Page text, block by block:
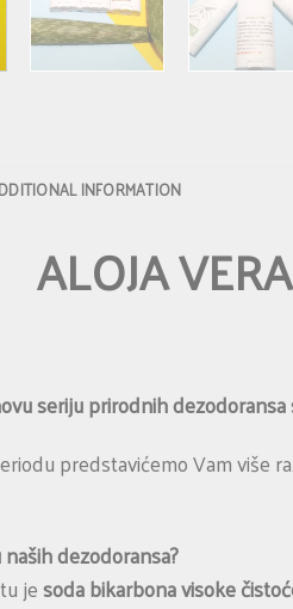
INFORMATION
ALOJA
seriju prirodnih
predstavićemo Vam više
dezodoransa?
jesoda bikarbona visoke